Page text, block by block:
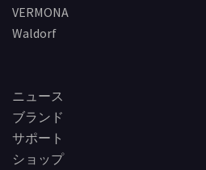
VERMONA
Waldorf
ニュース
ブランド
サポート
ショップ